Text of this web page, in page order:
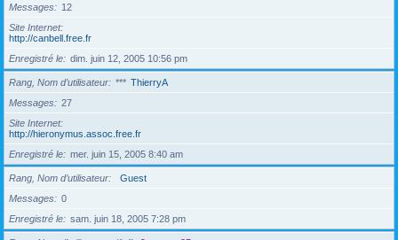
Messages
12
Site Internet
http://canbell.free.fr
Enregistré le
dim. juin 12, 2005 10:56 pm
Rang, Nom d’utilisateur *** ThierryA
Messages
27
Site Internet
http://hieronymus.assoc.free.fr
Enregistré le
mer. juin 15, 2005 8:40 am
Rang, Nom d’utilisateur
Guest
Messages
0
Enregistré le
sam. juin 18, 2005 7:28 pm